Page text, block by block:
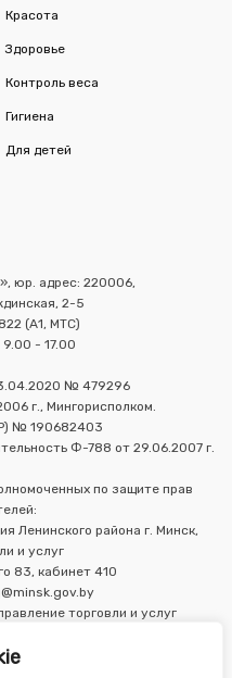
Красота
Здоровье
Контроль веса
Гигиена
Для детей
юр. адрес: 220006,
2-5
(А1, МТС)
- 17.00
№ 479296
г., Мингорисполком.
№ 190682403
Ф-788 от 29.06.2007 г.
по защите прав
Ленинского района г. Минск,
и услуг
83, кабинет 410
торговли и услуг